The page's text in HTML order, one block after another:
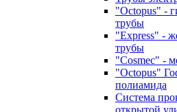
"Octopus" -
трубы
"Express" -
трубы
"Cosmec" -
"Octopus"
полиамида
Система
открытой